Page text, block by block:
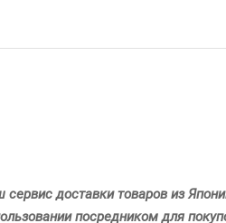
сервис доставки товаров из
посредником для